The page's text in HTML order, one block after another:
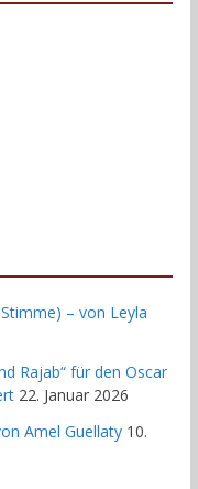
– von Leyla
Rajab“ für den Oscar
22. Januar 2026
Amel Guellaty 10.